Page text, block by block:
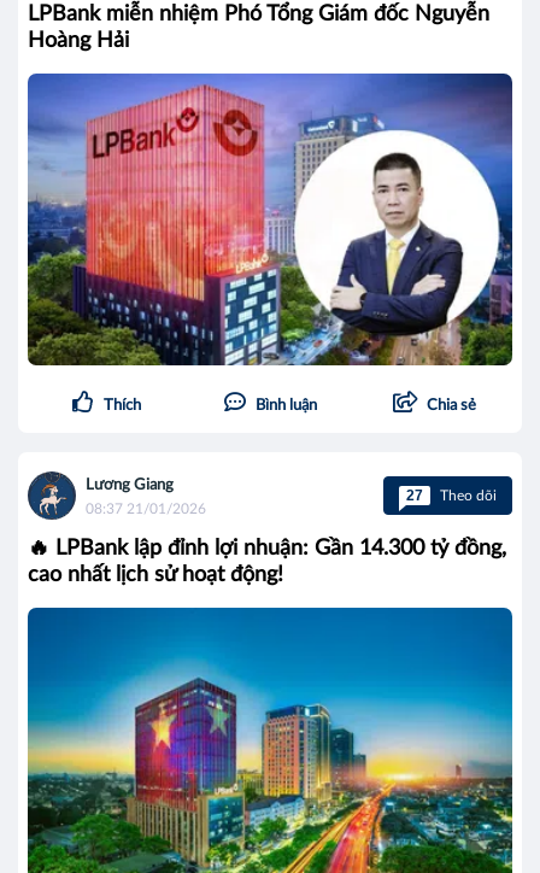
LPBank miễn nhiệm Phó Tổng Giám đốc Nguyễn
Hoàng Hải
Thích Bình luận Chia sẻ
Lương Giang
08:37 21/01/2026
27 Theo dõi
🔥 LPBank lập đỉnh lợi nhuận: Gần 14.300 tỷ đồng,
cao nhất lịch sử hoạt động!